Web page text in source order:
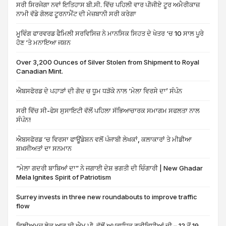
ਸਰੀ ਸਿਰਜੇਗਾ ਨਵਾਂ ਇਤਿਹਾਸ ਬੀ.ਸੀ. ਵਿੱਚ ਪਹਿਲੀ ਵਾਰ ਪੀਜੀਏ ਟੂਰ ਅਮੈਰੀਕਾਜ਼
ਨਾਮੀ ਵੱਡੇ ਗੋਲਫ ਟੂਰਨਾਮੈਂਟ ਦੀ ਮੇਜ਼ਬਾਨੀ ਸਰੀ ਕਰੇਗਾ
ਮੂਵਿੰਗ ਫਾਰਵਰਡ ਫੈਮਿਲੀ ਸਰਵਿਸਿਜ਼ ਨੇ ਮਾਨਸਿਕ ਸਿਹਤ ਦੇ ਖੇਤਰ ‘ਚ 10 ਸਾਲ ਪੂਰੇ
ਹੋਣ ‘ਤੇ ਮਨਾਇਆ ਜਸ਼ਨ
Over 3,200 Ounces of Silver Stolen from Shipment to Royal
Canadian Mint.
ਐਬਸਫੋਰਡ ਦੇ ਪਹਾੜਾਂ ਦੀ ਗੋਦ ਚ ਧੂਮ ਧੜੱਕੇ ਨਾਲ ‘ਮੇਲਾ ਵਿਰਸੇ ਦਾ’ ਸੰਪੰਨ
ਸਰੀ ਵਿੱਚ ਸੀ-ਫੇਸ ਸੁਸਾਇਟੀ ਵੱਲੋਂ ਪਹਿਲਾ ਸੱਭਿਆਚਾਰਕ ਸਮਾਗਮ ਸਫਲਤਾ ਨਾਲ
ਸੰਪੰਨ!
ਐਬਸਫੋਰਡ ‘ਚ ਵਿਰਸਾ ਫਾਊਂਡੇਸ਼ਨ ਵਲੋਂ ਪੰਜਾਬੀ ਲੇਖਕਾਂ, ਕਲਾਕਾਰਾਂ ਤੇ ਮੀਡੀਆ
ਸ਼ਖ਼ਸੀਅਤਾਂ ਦਾ ਸਨਮਾਨ
“ਮੇਲਾ ਗਦਰੀ ਬਾਬਿਆਂ ਦਾ” ਨੇ ਜਗਾਈ ਦੇਸ਼ ਭਗਤੀ ਦੀ ਚਿੰਗਾਰੀ | New Ghadar
Mela Ignites Spirit of Patriotism
Surrey invests in three new roundabouts to improve traffic
flow